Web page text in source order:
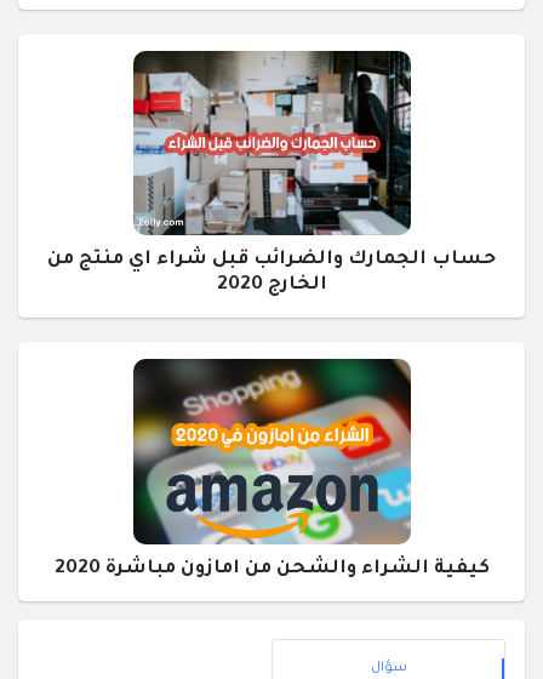
حساب الجمارك والضرائب قبل شراء اي منتج من
الخارج 2020
كيفية الشراء والشحن من امازون مباشرة 2020
القائمة
الجانبية
إحصائيات
سؤال